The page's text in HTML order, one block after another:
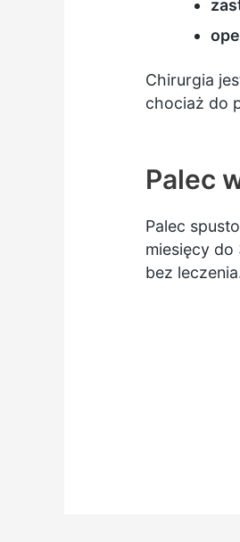
Chirurgia
chociaż do
Palec
Palec
miesięcy do
bez